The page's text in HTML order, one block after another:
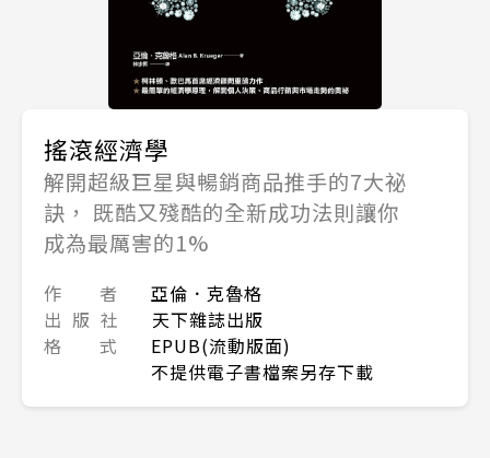
搖滾經濟學
解開超級巨星與暢銷商品推手的7大祕
訣， 既酷又殘酷的全新成功法則讓你
成為最厲害的1%
作 者
亞倫．克魯格
出 版 社
天下雜誌出版
格 式
EPUB(流動版面)
不提供電子書檔案另存下載